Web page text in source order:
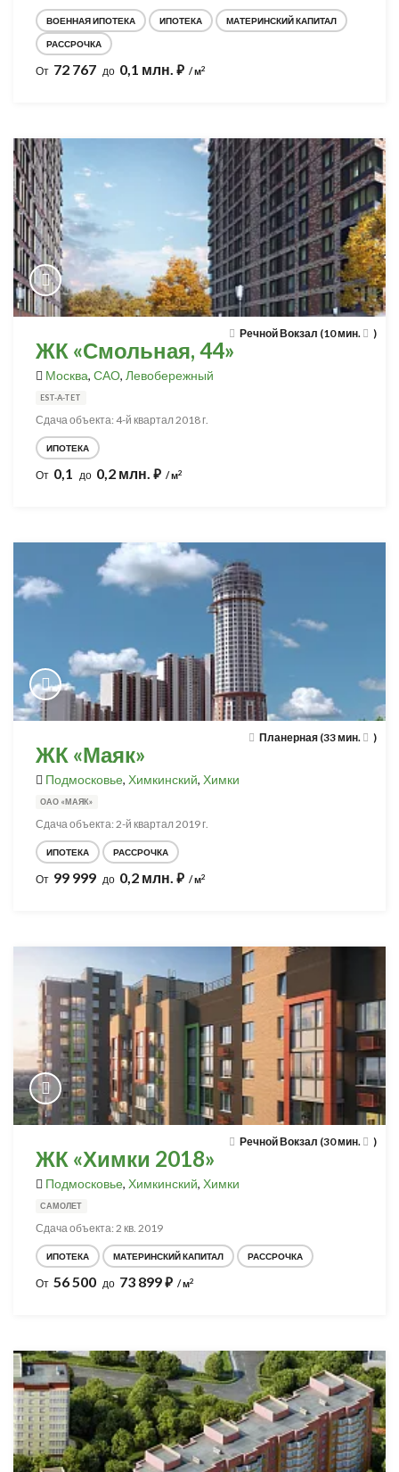
ВОЕННАЯ ИПОТЕКА ИПОТЕКА МАТЕРИНСКИЙ КАПИТАЛ
РАССРОЧКА
От 72 767 до 0,1 млн. ⃏ / м2
Речной Вокзал (10 мин. )
ЖК «Смольная, 44»
Москва, САО, Левобережный
EST-A-TET
Сдача объекта: 4-й квартал 2018 г.
ИПОТЕКА
От 0,1 до 0,2 млн. ⃏ / м2
Планерная (33 мин. )
ЖК «Маяк»
Подмосковье, Химкинский, Химки
ОАО «МАЯК»
Сдача объекта: 2-й квартал 2019 г.
ИПОТЕКА РАССРОЧКА
От 99 999 до 0,2 млн. ⃏ / м2
Речной Вокзал (30 мин. )
ЖК «Химки 2018»
Подмосковье, Химкинский, Химки
САМОЛЕТ
Сдача объекта: 2 кв. 2019
ИПОТЕКА МАТЕРИНСКИЙ КАПИТАЛ РАССРОЧКА
От 56 500 до 73 899⃏ / м2